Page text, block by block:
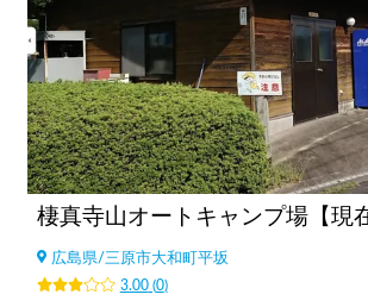
広島県/三原市大和町平坂
3.00(0)